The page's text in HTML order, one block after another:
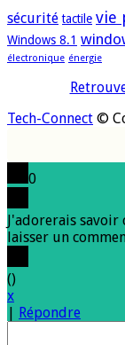
sécurité tactile vie
Windows 8.1
électronique énergie
Tech-Connect ©
0
J'adorerais savoir
laisser un
()
x
| Répondre